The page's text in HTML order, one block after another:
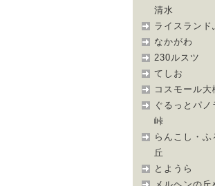
清水
ライスランド
なかがわ
230ルスツ
てしお
コスモール大
ぐるっとパノ
峠
らんこし・ふ
丘
とようら